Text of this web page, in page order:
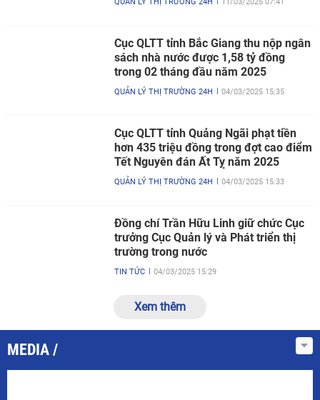
Cục QLTT tỉnh Bắc Giang thu nộp ngân
sách nhà nước được 1,58 tỷ đồng
trong 02 tháng đầu năm 2025
QUẢN LÝ THỊ TRƯỜNG 24H 04/03/2025 15:35
Cục QLTT tỉnh Quảng Ngãi phạt tiền
hơn 435 triệu đồng trong đợt cao điểm
Tết Nguyên đán Ất Tỵ năm 2025
QUẢN LÝ THỊ TRƯỜNG 24H 04/03/2025 15:33
Đồng chí Trần Hữu Linh giữ chức Cục
trưởng Cục Quản lý và Phát triển thị
trường trong nước
TIN TỨC 04/03/2025 15:29
Xem thêm
MEDIA